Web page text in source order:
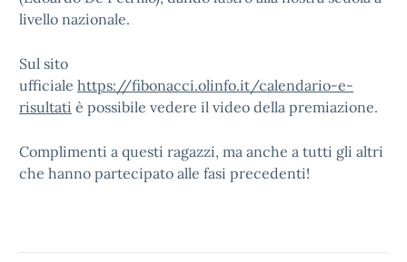
livello nazionale.
Sul sito
ufficiale https://fibonacci.olinfo.it/calendario-e-
risultati è possibile vedere il video della premiazione.
Complimenti a questi ragazzi, ma anche a tutti gli altri
che hanno partecipato alle fasi precedenti!